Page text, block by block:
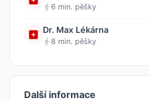
6 min. pěšky
Dr. Max Lékárna
8 min. pěšky
Další informace